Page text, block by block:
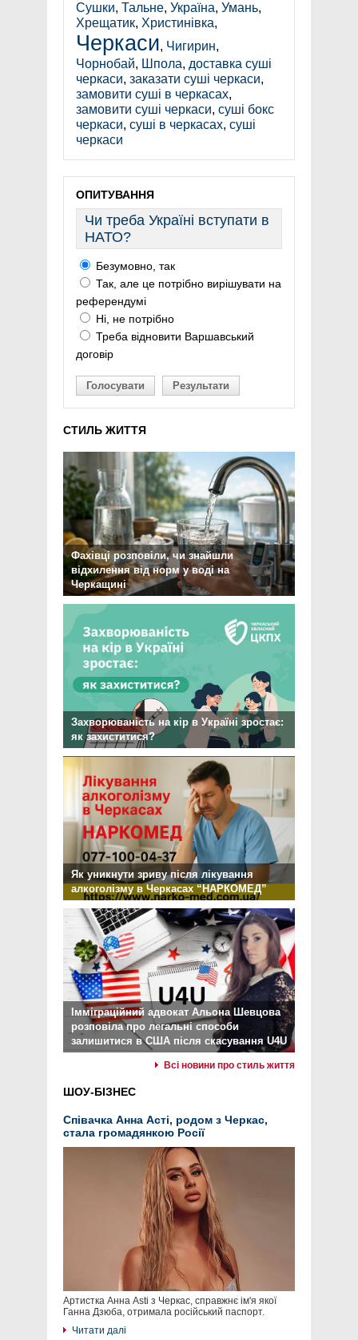
Сушки, Тальне, Україна, Умань,
Хрещатик, Христинівка,
Черкаси, Чигирин,
Чорнобай, Шпола, доставка суші
черкаси, заказати суші черкаси,
замовити суші в черкасах,
замовити суші черкаси, суші бокс
черкаси, суші в черкасах, суші
черкаси
ОПИТУВАННЯ
Чи треба Україні вступати в
НАТО?
Безумовно, так
Так, але це потрібно вирішувати на
референдумі
Ні, не потрібно
Треба відновити Варшавський
договір
Голосувати Результати
СТИЛЬ ЖИТТЯ
Фахівці розповіли, чи знайшли
відхилення від норм у воді на
Черкащині
Захворюваність на кір в Україні зростає:
як захиститися?
Як уникнути зриву після лікування
алкоголізму в Черкасах “НАРКОМЕД”
Імміграційний адвокат Альона Шевцова
розповіла про легальні способи
залишитися в США після скасування U4U
Всі новини про стиль життя
ШОУ-БІЗНЕС
Співачка Анна Асті, родом з Черкас,
стала громадянкою Росії
Артистка Анна Asti з Черкас, справжнє ім'я якої
Ганна Дзюба, отримала російський паспорт.
Читати далі